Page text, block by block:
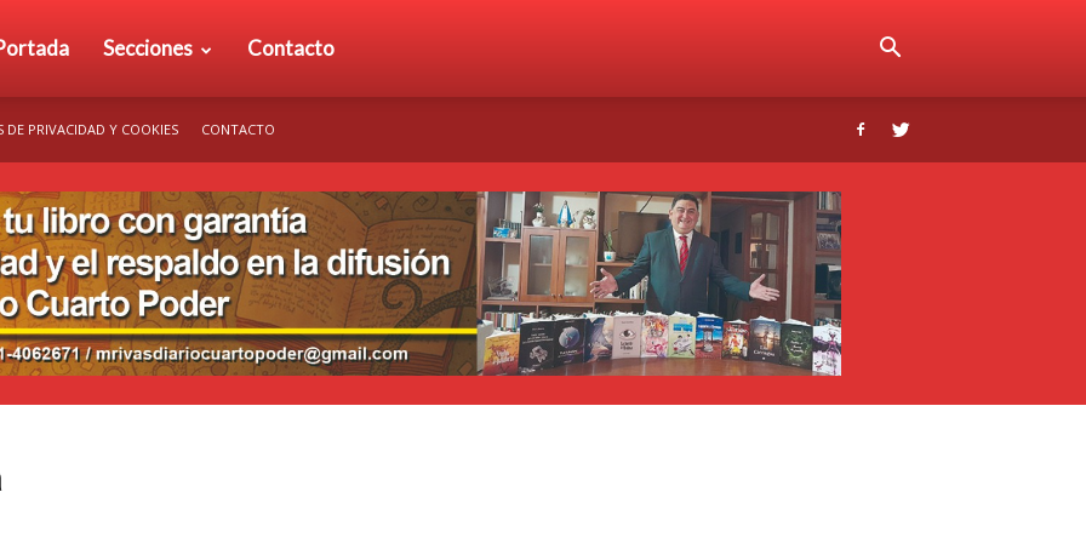
Secciones Contacto
DE PRIVACIDAD Y COOKIES CONTACTO